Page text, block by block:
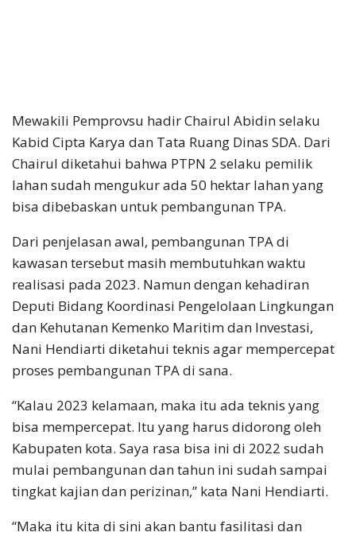
Mewakili Pemprovsu hadir Chairul Abidin selaku
Kabid Cipta Karya dan Tata Ruang Dinas SDA. Dari
Chairul diketahui bahwa PTPN 2 selaku pemilik
lahan sudah mengukur ada 50 hektar lahan yang
bisa dibebaskan untuk pembangunan TPA.
Dari penjelasan awal, pembangunan TPA di
kawasan tersebut masih membutuhkan waktu
realisasi pada 2023. Namun dengan kehadiran
Deputi Bidang Koordinasi Pengelolaan Lingkungan
dan Kehutanan Kemenko Maritim dan Investasi,
Nani Hendiarti diketahui teknis agar mempercepat
proses pembangunan TPA di sana.
“Kalau 2023 kelamaan, maka itu ada teknis yang
bisa mempercepat. Itu yang harus didorong oleh
Kabupaten kota. Saya rasa bisa ini di 2022 sudah
mulai pembangunan dan tahun ini sudah sampai
tingkat kajian dan perizinan,” kata Nani Hendiarti.
“Maka itu kita di sini akan bantu fasilitasi dan